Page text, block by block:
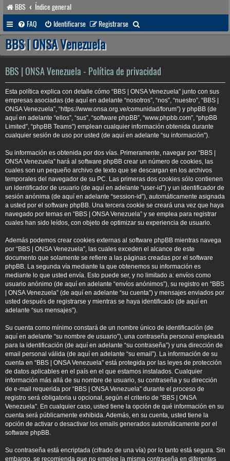
BBS
Índice general
FAQ
Identificarse Registrarse
u
a
r
BBS | ONSA Venezuela
BBS | ONSA Venezuela - Política de privacidad
Esta política explica con detalle cómo “BBS | ONSA Venezuela” junto con sus
empresas asociadas (de aquí en adelante “nosotros”, “nos”, “nuestro”, “BBS |
ONSA Venezuela”, “https://www.onsa.org.ve/comunidad/forum”) y phpBB (de
aquí en adelante “ellos”, “sus”, “software phpBB”, “www.phpbb.com”, “phpBB
Limited”, “phpBB Teams”) emplean cualquier información obtenida durante
cualquier sesión de uso por usted (de aquí en adelante “su información”).
Su información es obtenida por dos vías. Primeramente, navegar por “BBS |
ONSA Venezuela” hará al software phpBB crear un número de cookies, las
cuales son un pequeño archivo de texto que se descargan en los archivos
temporales del navegador de su PC. Las primeras dos cookies sólo contienen
un identificador de usuario (de aquí en adelante “user-id”) y un identificador de
sesión anónima (de aquí en adelante “session-id”), automáticamente asignada
a usted por el software phpBB. Una tercera cookie se creará una vez que haya
navegado por temas en “BBS | ONSA Venezuela” y se emplea para registrar
cuales han sido leídos, con objeto de optimizar su experiencia de usuario.
Además podemos crear cookies externas al software phpBB mientras navega
por “BBS | ONSA Venezuela”, las cuales exceden el alcance de este
documento que solamente se refiere a las páginas creadas por el software
phpBB. La segunda vía mediante la que obtenemos su información es
mediante lo que usted envía. Esto puede ser, y no limitado a: envíos como
usuario anónimo (de aquí en adelante “envíos anónimos”), su registro en “BBS
| ONSA Venezuela” (de aquí en adelante “su cuenta”) y mensajes enviados por
usted después de registrarse y mientras se haya identificado (de aquí en
adelante “sus mensajes”).
Su cuenta como mínimo constará de un nombre único de identificación (de
aquí en adelante “su nombre de usuario”), una contraseña personal empleada
para la identificación (de aquí en adelante “su contraseña”) y una dirección de
email personal válida (de aquí en adelante “su email”). La información de su
cuenta en “BBS | ONSA Venezuela” está protegida por las leyes de protección
de datos aplicables en el país en el que estamos instalados. Cualquier
información más allá de su nombre de usuario, su contraseña y su dirección
de e-mail requerida por “BBS | ONSA Venezuela” durante el proceso de
registro será obligatoria u opcional, según el criterio de “BBS | ONSA
Venezuela”. En cualquier caso, usted tiene la opción de qué información en su
cuenta será públicamente exhibida. Además, en su cuenta, usted tiene la
opción de activar o desactivar los emails generados automáticamente por el
software phpBB.
Su contraseña está encriptada (cifrado de una vía) por lo tanto está segura. Sin
embargo, se recomienda que no emplee la misma contraseña en diferentes